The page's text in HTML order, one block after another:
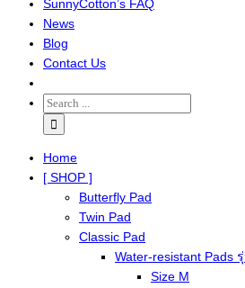
SunnyCotton’s FAQ
News
Blog
Contact Us
Home
[ SHOP ]
Butterfly Pad
Twin Pad
Classic Pad
Water-resistant Pads
Size M